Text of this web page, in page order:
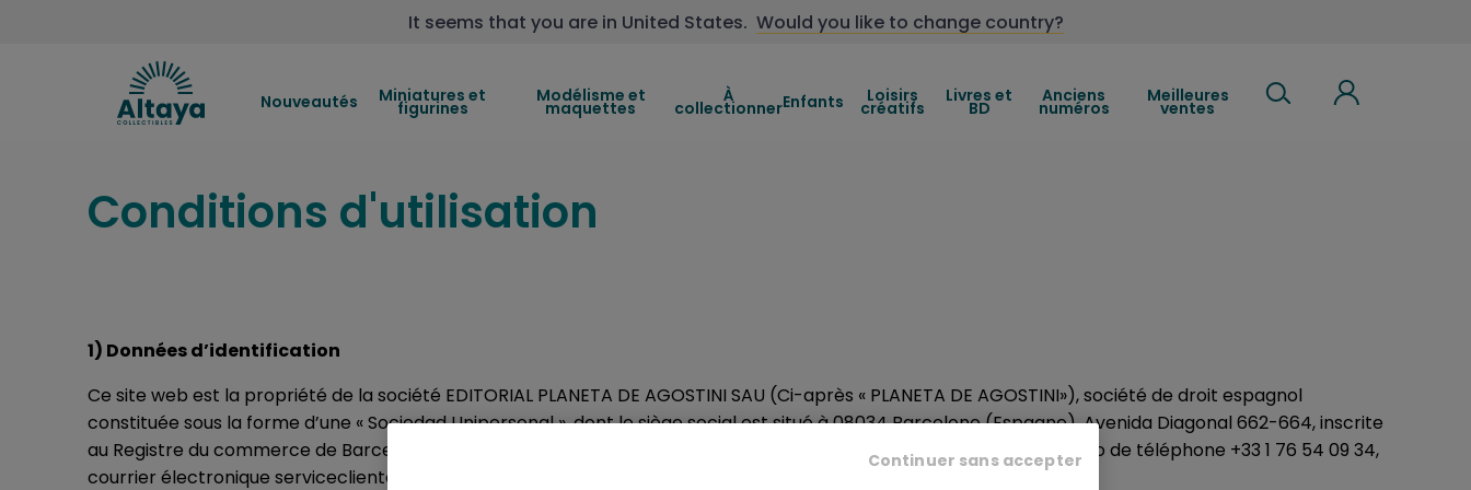
It seems that you are in United States. Would you like to change country?
Nouveautés Miniatures et
figurines
Modélisme et
maquettes
À
collectionnerEnfants Loisirs
créatifs
Livres et
BD
Anciens
numéros
Meilleures
ventes
Conditions d'utilisation
1) Données d’identification
Ce site web est la propriété de la société EDITORIAL PLANETA DE AGOSTINI SAU (Ci-après « PLANETA DE AGOSTINI»), société de droit espagnol
constituée sous la forme d’une « Sociedad Unipersonal », dont le siège social est situé à 08034 Barcelone (Espagne), Avenida Diagonal 662-664, inscrite
au Registre du commerce de Barcelone, tome 6776, Livre 6055, Folio 1, Feuille numéro 80.461, CIF : A-58066333, numéro de téléphone +33 1 76 54 09 34,
courrier électronique serviceclientele@altaya.be
Continuer sans accepter